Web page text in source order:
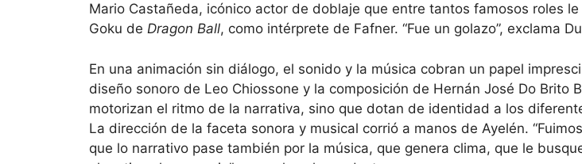
Mario Castañeda, icónico actor de doblaje que entre tantos famosos roles
Goku de Dragon Ball, como intérprete de Fafner. “Fue un golazo”, exclama
En una animación sin diálogo, el sonido y la música cobran un papel
diseño sonoro de Leo Chiossone y la composición de Hernán José Do Brito
motorizan el ritmo de la narrativa, sino que dotan de identidad a los
La dirección de la faceta sonora y musical corrió a manos de Ayelén.
que lo narrativo pase también por la música, que genera clima, que le